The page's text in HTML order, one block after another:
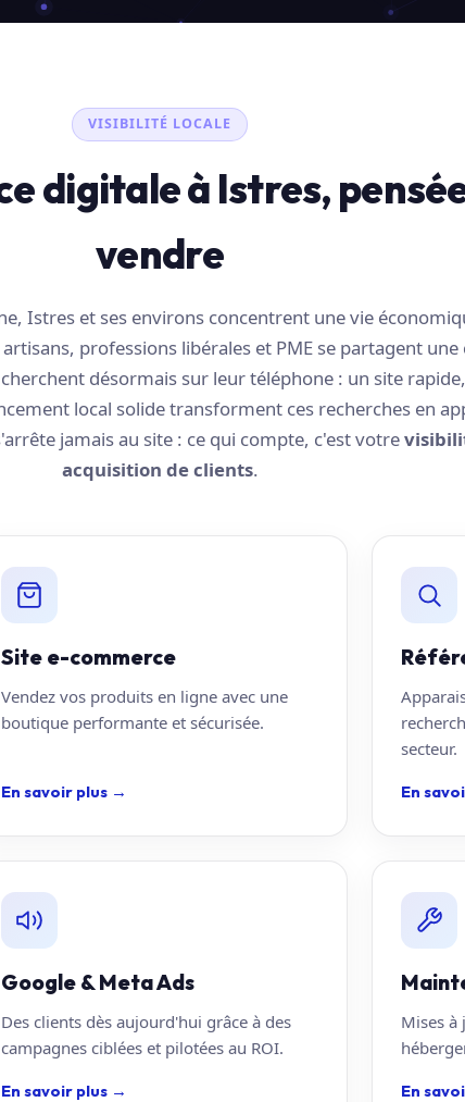
VISIBILITÉ LOCALE
digitale à Istres,
vendre
Istres et ses environs concentrent une vie
professions libérales et PME se partagent une
désormais sur leur téléphone : un site
local solide transforment ces recherches en
jamais au site : ce qui compte, c'est votre
acquisition de clients.
Site e-commerce
Vendez vos produits en ligne avec une
boutique performante et sécurisée.
En savoir plus →
secteur.
En
Google & Meta Ads
Des clients dès aujourd'hui grâce à des
campagnes ciblées et pilotées au ROI.
En savoir plus →
Mises à
En